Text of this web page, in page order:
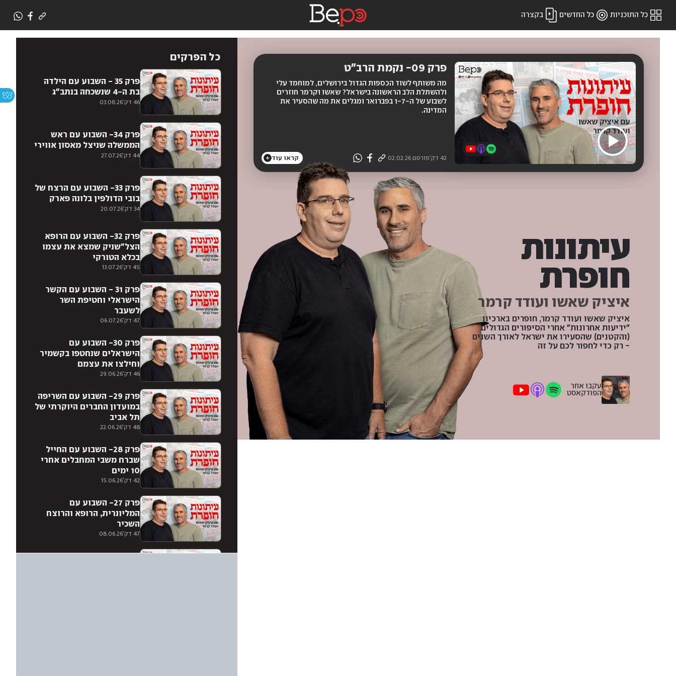
כל התוכניות כל החדשים בקצרה
כל הפרקים
46 דק' 03.08.26
פרק 35 - השבוע עם הילדה
בת ה-4 שנשכחה בנתב״ג
44 דק' 27.07.26
פרק 34- השבוע עם ראש
הממשלה שניצל מאסון אווירי
34 דק' 20.07.26
פרק 33- השבוע עם הרצח של
בובי הדולפין בלונה פארק
45 דק' 13.07.26
פרק 32- השבוע עם הרופא
הצל״שניק שמצא את עצמו
בכלא הטורקי
47 דק' 06.07.26
פרק 31 - השבוע עם הקשר
הישראלי וחטיפת השר
לשעבר
46 דק' 29.06.26
פרק 30- השבוע עם
הישראלים שנחטפו בקשמיר
וחילצו את עצמם
48 דק' 22.06.26
פרק 29- השבוע עם השריפה
במועדון החברים היוקרתי של
תל אביב
42 דק' 15.06.26
פרק 28- השבוע עם החייל
שברח משבי המחבלים אחרי
10 ימים
47 דק' 08.06.26
פרק 27- השבוע עם
המליונרית, הרופא והרוצח
השכיר
פרק 09- נקמת הרב״ט
מה משותף לשוד הכספות הגדול בירושלים, למוחמד עלי
ולהשתלת הלב הראשונה בישראל? שאשו וקרמר חוזרים
לשבוע של ה-1-7 בפברואר ומגלים את מה שהסעיר את
המדינה.
42 דק' פורסם 02.02.26 קראו עוד
עיתונות
חופרת
איציק שאשו ועודד קרמר
איציק שאשו ועודד קרמר, חופרים בארכיון
"ידיעות אחרונות" אחרי הסיפורים הגדולים
(והקטנים) שהסעירו את ישראל לאורך השנים
- רק כדי לחפור לכם על זה
עקבו אחר
הפודקאסט